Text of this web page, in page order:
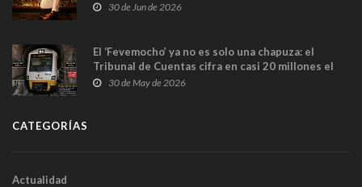
en Madrid
30 de Jun de 2026
El ‘Fevemocho’ ya no es solo una chapuza: el
Tribunal de Cuentas cifra en casi 20 millones el
sobrecoste de los trenes que no cabían por los
30 de May de 2026
CATEGORÍAS
Actualidad